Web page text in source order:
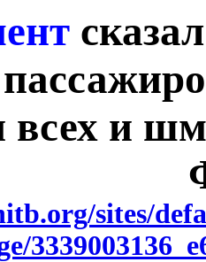
всех и
sites/